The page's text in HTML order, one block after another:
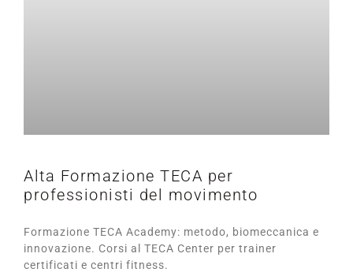
Alta Formazione TECA per
professionisti del movimento
Formazione TECA Academy: metodo, biomeccanica e
innovazione. Corsi al TECA Center per trainer
certificati e centri fitness.